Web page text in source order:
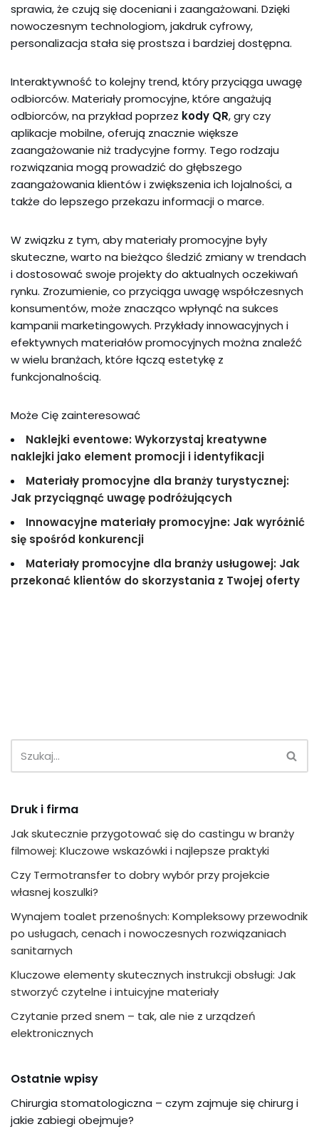
sprawia, że czują się doceniani i zaangażowani. Dzięki
nowoczesnym technologiom, jakdruk cyfrowy,
personalizacja stała się prostsza i bardziej dostępna.
Interaktywność to kolejny trend, który przyciąga uwagę
odbiorców. Materiały promocyjne, które angażują
odbiorców, na przykład poprzez kody QR, gry czy
aplikacje mobilne, oferują znacznie większe
zaangażowanie niż tradycyjne formy. Tego rodzaju
rozwiązania mogą prowadzić do głębszego
zaangażowania klientów i zwiększenia ich lojalności, a
także do lepszego przekazu informacji o marce.
W związku z tym, aby materiały promocyjne były
skuteczne, warto na bieżąco śledzić zmiany w trendach
i dostosować swoje projekty do aktualnych oczekiwań
rynku. Zrozumienie, co przyciąga uwagę współczesnych
konsumentów, może znacząco wpłynąć na sukces
kampanii marketingowych. Przykłady innowacyjnych i
efektywnych materiałów promocyjnych można znaleźć
w wielu branżach, które łączą estetykę z
funkcjonalnością.
Może Cię zainteresować
Naklejki eventowe: Wykorzystaj kreatywne
naklejki jako element promocji i identyfikacji
Materiały promocyjne dla branży turystycznej:
Jak przyciągnąć uwagę podróżujących
Innowacyjne materiały promocyjne: Jak wyróżnić
się spośród konkurencji
Materiały promocyjne dla branży usługowej: Jak
przekonać klientów do skorzystania z Twojej oferty
Druk i firma
Jak skutecznie przygotować się do castingu w branży
filmowej: Kluczowe wskazówki i najlepsze praktyki
Czy Termotransfer to dobry wybór przy projekcie
własnej koszulki?
Wynajem toalet przenośnych: Kompleksowy przewodnik
po usługach, cenach i nowoczesnych rozwiązaniach
sanitarnych
Kluczowe elementy skutecznych instrukcji obsługi: Jak
stworzyć czytelne i intuicyjne materiały
Czytanie przed snem – tak, ale nie z urządzeń
elektronicznych
Ostatnie wpisy
Chirurgia stomatologiczna – czym zajmuje się chirurg i
jakie zabiegi obejmuje?